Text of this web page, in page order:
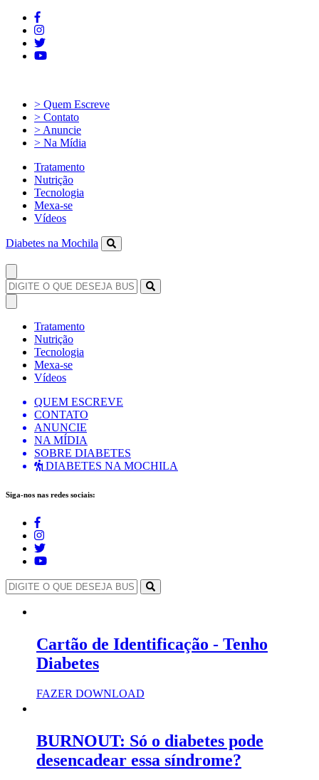
> Quem Escreve
> Contato
> Anuncie
> Na Mídia
Tratamento
Nutrição
Tecnologia
Mexa-se
Vídeos
Diabetes na Mochila
Tratamento
Nutrição
Tecnologia
Mexa-se
Vídeos
QUEM ESCREVE
CONTATO
ANUNCIE
NA MÍDIA
SOBRE DIABETES
DIABETES NA MOCHILA
Siga-nos nas redes sociais:
Cartão de Identificação - Tenho
Diabetes
FAZER DOWNLOAD
BURNOUT: Só o diabetes pode
desencadear essa síndrome?